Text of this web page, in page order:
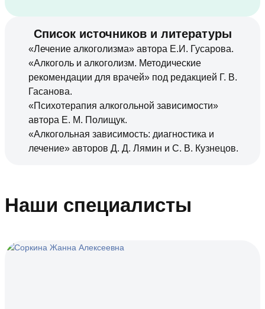
Список источников и литературы
«Лечение алкоголизма» автора Е.И. Гусарова.
«Алкоголь и алкоголизм. Методические
рекомендации для врачей» под редакцией Г. В.
Гасанова.
«Психотерапия алкогольной зависимости»
автора Е. М. Полищук.
«Алкогольная зависимость: диагностика и
лечение» авторов Д. Д. Лямин и С. В. Кузнецов.
Наши специалисты